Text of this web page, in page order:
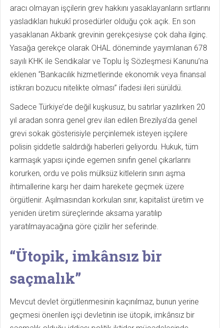
aracı olmayan işçilerin grev hakkını yasaklayanların sırtlarını
yasladıkları hukukî prosedürler olduğu çok açık. En son
yasaklanan Akbank grevinin gerekçesiyse çok daha ilginç.
Yasağa gerekçe olarak OHAL döneminde yayımlanan 678
sayılı KHK ile Sendikalar ve Toplu İş Sözleşmesi Kanunu’na
eklenen “Bankacılık hizmetlerinde ekonomik veya finansal
istikrarı bozucu nitelikte olması” ifadesi ileri sürüldü.
Sadece Türkiye’de değil kuşkusuz, bu satırlar yazılırken 20
yıl aradan sonra genel grev ilan edilen Brezilya’da genel
grevi sokak gösterisiyle perçinlemek isteyen işçilere
polisin şiddetle saldırdığı haberleri geliyordu. Hukuk, tüm
karmaşık yapısı içinde egemen sınıfın genel çıkarlarını
korurken, ordu ve polis mülksüz kitlelerin sınırı aşma
ihtimallerine karşı her daim harekete geçmek üzere
örgütlenir. Aşılmasından korkulan sınır, kapitalist üretim ve
yeniden üretim süreçlerinde aksama yaratılıp
yaratılmayacağına göre çizilir her seferinde.
“Ütopik, imkânsız bir
saçmalık”
Mevcut devlet örgütlenmesinin kaçınılmaz, bunun yerine
geçmesi önerilen işçi devletinin ise ütopik, imkânsız bir